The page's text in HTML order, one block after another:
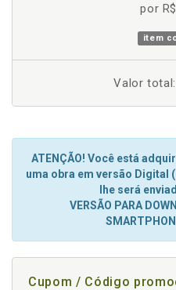
por
item
Valor total:
ATENÇÃO! Você está
uma obra em versão Digital
lhe será
VERSÃO PARA
Cupom / Código